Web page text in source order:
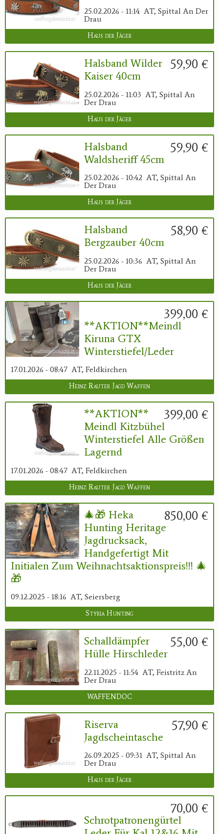
25.02.2026 - 11:14 AT, Spittal An Der
Drau
Haus der Jäger
59,90 €
Halsband Wilder
Kaiser 40cm
25.02.2026 - 11:03 AT, Spittal An
Der Drau
Haus der Jäger
59,90 €
Halsband
Waldsheriff 45cm
25.02.2026 - 10:42 AT, Spittal An
Der Drau
Haus der Jäger
58,90 €
Halsband
Bergzauber 40cm
25.02.2026 - 10:36 AT, Spittal An
Der Drau
Haus der Jäger
399,00 €
**AKTION**Meindl
Kiruna GTX
Winterstiefel/Leder
17.01.2026 - 08:47 AT, Feldkirchen
Heinz Rauter Jagd Waffen
399,00 €
**AKTION**
Meindl Kitzbühel
Winterstiefel Alle Größen
Lagernd
17.01.2026 - 08:47 AT, Feldkirchen
Heinz Rauter Jagd Waffen
850,00 €
🎄🎁 Heka
Hunting Heritage
Jagdrucksack,
Handgefertigt Mit
Initialen Zum Weihnachtsaktionspreis!!! 🎄
🎁
09.12.2025 - 18:16 AT, Seiersberg
Styria Hunting
55,00 €
Schalldämpfer
Hülle Hirschleder
22.11.2025 - 11:54 AT, Feistritz An
Der Drau
WAFFENDOC
57,90 €
Riserva
Jagdscheintasche
26.09.2025 - 09:31 AT, Spittal An
Der Drau
Haus der Jäger
70,00 €
Schrotpatronengürtel